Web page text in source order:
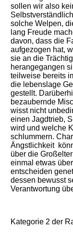
sollen wir also
solche Welpen,
lang Freude
davon, dass die
aufgezogen hat,
sie an die
herangegangen
teilweise bereits
die lebenslage
gestellt.
bezaubernde
wisst nicht
einen Jagdtrieb,
wird und welche
schlummern.
Ängstlichkeit
über die
einmal etwas
entscheiden
dessen bewusst
Verantwortung
Kategorie 2 der